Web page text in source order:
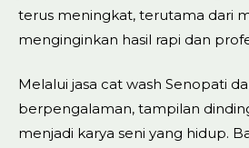
terus meningkat, terutama dari
menginginkan hasil rapi dan
Melalui jasa cat wash Senopati
berpengalaman, tampilan
menjadi karya seni yang hidup.